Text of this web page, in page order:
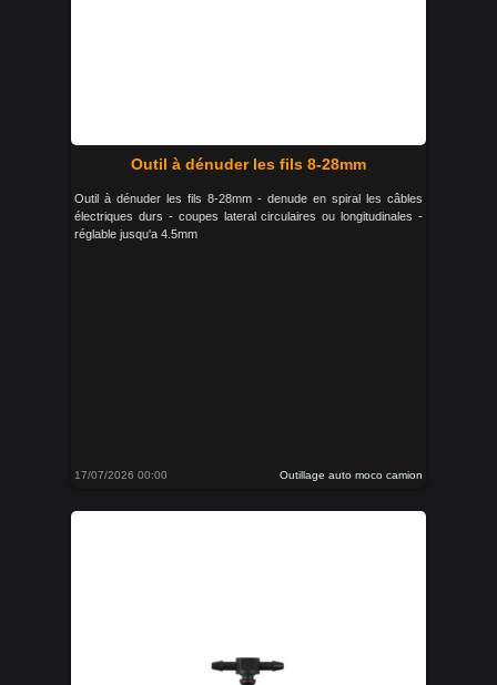
Outil à dénuder les fils 8-28mm
Outil à dénuder les fils 8-28mm - denude en spiral les câbles
électriques durs - coupes lateral circulaires ou longitudinales -
réglable jusqu'a 4.5mm
17/07/2026 00:00 Outillage auto moco camion